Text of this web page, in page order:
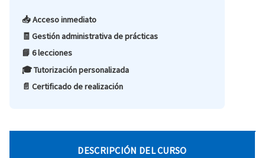
📥 Acceso inmediato
🧾 Gestión administrativa de prácticas
📘 6 lecciones
🎓 Tutorización personalizada
📄 Certificado de realización
DESCRIPCIÓN DEL CURSO